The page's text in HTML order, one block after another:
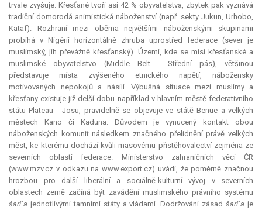
trvale zvyšuje. Křesťané tvoří asi 42 % obyvatelstva, zbytek pak vyznává
tradiční domorodá animistická náboženství (např. sekty Jukun, Urhobo,
Kataf). Rozhraní mezi oběma největšími náboženskými skupinami
probíhá v Nigérii horizontálně zhruba uprostřed federace (sever je
muslimský, jih převážně křesťanský). Území, kde se mísí křesťanské a
muslimské obyvatelstvo (Middle Belt - Střední pás), většinou
představuje místa zvýšeného etnického napětí, nábožensky
motivovaných nepokojů a násilí. Výbušná situace mezi muslimy a
křesťany existuje již delší dobu například v hlavním městě federativního
státu Plateau - Josu, pravidelně se objevuje ve státě Benue a velkých
městech Kano či Kaduna. Důvodem je vynucený kontakt obou
náboženských komunit následkem značného přelidnění právě velkých
měst, ke kterému dochází kvůli masovému přistěhovalectví zejména ze
severních oblastí federace. Ministerstvo zahraničních věcí ČR
(www.mzv.cz v odkazu na www.export.cz) uvádí, že poměrně značnou
hrozbou pro další liberální a sociálně-kulturní vývoj v severních
oblastech země začíná být zavádění muslimského právního systému
šarí´a jednotlivými tamními státy a vládami. Dodržování zásadšarí´a je